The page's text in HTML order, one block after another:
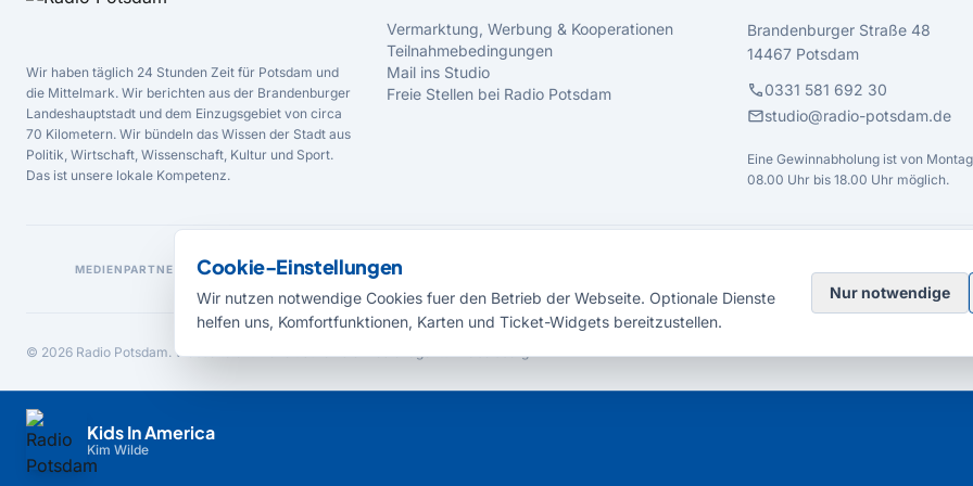
Kids In America
Kim Wilde
Wir haben täglich 24 Stunden Zeit für Potsdam und
die Mittelmark. Wir berichten aus der Brandenburger
Landeshauptstadt und dem Einzugsgebiet von circa
70 Kilometern. Wir bündeln das Wissen der Stadt aus
Politik, Wirtschaft, Wissenschaft, Kultur und Sport.
Das ist unsere lokale Kompetenz.
Vermarktung, Werbung & Kooperationen
Teilnahmebedingungen
Mail ins Studio
Freie Stellen bei Radio Potsdam
Brandenburger Straße 48
14467 Potsdam
call0331 581 692 30
mailstudio@radio-potsdam.de
Eine Gewinnabholung ist von
08.00 Uhr bis 18.00 Uhr möglich.
MEDIENPARTNER
© 2026 Radio Potsdam. Webseite entwickelt durch dieMedienagentur Babelsberg
Cookie-Einstellungen
Wir nutzen notwendige Cookies fuer den Betrieb der Webseite. Optionale Dienste
helfen uns, Komfortfunktionen, Karten und Ticket-Widgets bereitzustellen.
Nur notwendige